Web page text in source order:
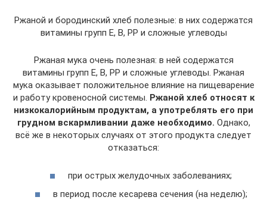
Ржаной и бородинский хлеб полезные: в них содержатся
витамины групп Е, В, РР и сложные углеводы
Ржаная мука очень полезная: в ней содержатся
витамины групп E, В, PP и сложные углеводы. Ржаная
мука оказывает положительное влияние на пищеварение
и работу кровеносной системы. Ржаной хлеб относят к
низкокалорийным продуктам, а употреблять его при
грудном вскармливании даже необходимо. Однако,
всё же в некоторых случаях от этого продукта следует
отказаться:
при острых желудочных заболеваниях;
в период после кесарева сечения (на неделю);